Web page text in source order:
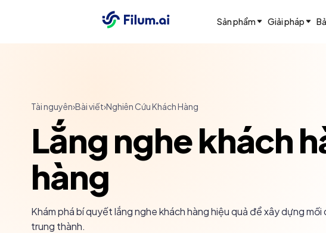
Sản phẩm Giải pháp
Tài nguyên›Bài viết›Nghiên Cứu Khách Hàng
Lắng nghe khách
hàng
Khám phá bí quyết lắng nghe khách hàng hiệu quả để xây dựng
trung thành.